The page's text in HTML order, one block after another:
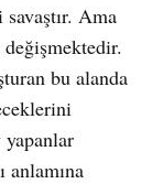
Ama
bu alanda
anlamına